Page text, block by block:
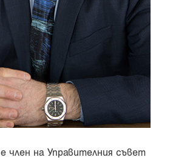
е член на Управителния съвет